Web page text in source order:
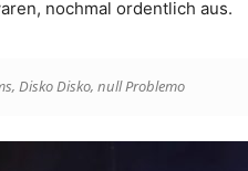
nochmal ordentlich aus.
Disko Disko, null Problemo